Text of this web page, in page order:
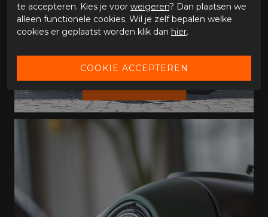
te accepteren. Kies je voor weigeren? Dan plaatsen we
alleen functionele cookies. Wil je zelf bepalen welke
cookies er geplaatst worden klik dan hier.